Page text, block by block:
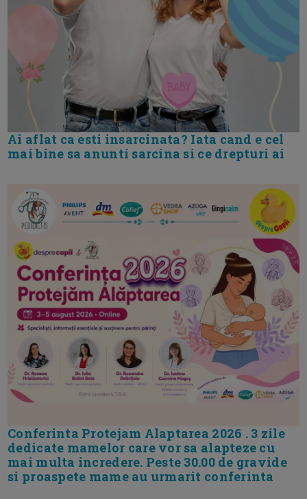
Ai aflat ca esti insarcinata? Iata cand e cel
mai bine sa anunti sarcina si ce drepturi ai
Conferinta Protejam Alaptarea 2026 . 3 zile
dedicate mamelor care vor sa alapteze cu
mai multa incredere. Peste 30.00 de gravide
si proaspete mame au urmarit conferinta